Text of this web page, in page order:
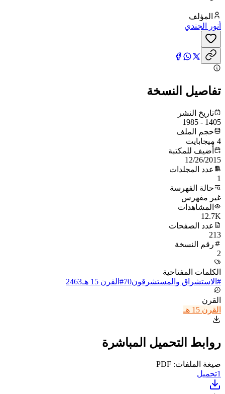
المؤلف
أنور الجندي
تفاصيل النسخة
تاريخ النشر
1405 - 1985
حجم الملف
4 ميجابايت
أُضيف للمكتبة
12/26/2015
عدد المجلدات
1
حالة الفهرسة
غير مفهرس
المشاهدات
12.7K
عدد الصفحات
213
رقم النسخة
2
الكلمات المفتاحية
# الاستشراق والمستشرقون70
# القرن 15 هـ 2463
القرن
القرن 15 هـ
روابط التحميل المباشرة
صيغة الملفات: PDF
1تحميل